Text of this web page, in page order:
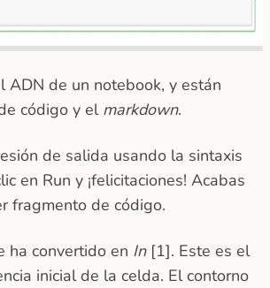
ADN de un notebook, y están
código y el markdown.
de salida usando la sintaxis
en Run y ¡felicitaciones! Acabas
fragmento de código.
ha convertido en In[1]. Este es el
inicial de la celda. El contorno